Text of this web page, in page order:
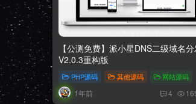
【公测免费】派小星DNS二级域名
V2.0.3重构版
PHP源码 其他源码 网站源码
1年前 4